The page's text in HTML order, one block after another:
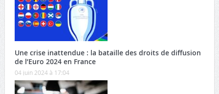
Une crise inattendue : la bataille des droits de diffusion
de l’Euro 2024 en France
04 juin 2024 à 17:04